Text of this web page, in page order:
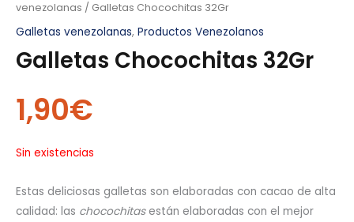
venezolanas / Galletas Chocochitas 32Gr
Galletas venezolanas, Productos Venezolanos
Galletas Chocochitas 32Gr
1,90€
Sin existencias
Estas deliciosas galletas son elaboradas con cacao de alta
calidad: las chocochitasestán elaboradas con el mejor